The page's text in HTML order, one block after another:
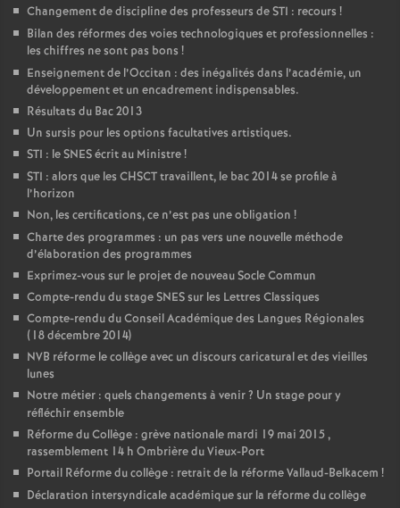
Changement de discipline des professeurs de STI : recours !
Bilan des réformes des voies technologiques et professionnelles :
les chiffres ne sont pas bons !
Enseignement de l’Occitan : des inégalités dans l’académie, un
développement et un encadrement indispensables.
Résultats du Bac 2013
Un sursis pour les options facultatives artistiques.
STI : le SNES écrit au Ministre!
STI : alors que les CHSCT travaillent, le bac 2014 se profile à
l’horizon
Non, les certifications, ce n’est pas une obligation !
Charte des programmes : un pas vers une nouvelle méthode
d’élaboration des programmes
Exprimez-vous sur le projet de nouveau Socle Commun
Compte-rendu du stage SNES sur les Lettres Classiques
Compte-rendu du Conseil Académique des Langues Régionales
(18 décembre 2014)
NVB réforme le collège avec un discours caricatural et des vieilles
lunes
Notre métier : quels changements à venir? Un stage pour y
réfléchir ensemble
Réforme du Collège : grève nationale mardi 19 mai 2015 ,
rassemblement 14 h Ombrière du Vieux-Port
Portail Réforme du collège : retrait de la réforme Vallaud-Belkacem !
Déclaration intersyndicale académique sur la réforme du collège